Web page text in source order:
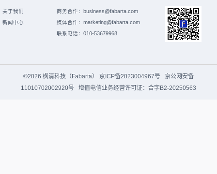
关于我们
新闻中心
商务合作： business@fabarta.com
媒体合作： marketing@fabarta.com
联系电话：010-53679968
©2026 枫清科技（Fabarta） 京ICP备2023004967号
京公网安备
11010702002920号
增值电信业务经营许可证：合字B2-20250563